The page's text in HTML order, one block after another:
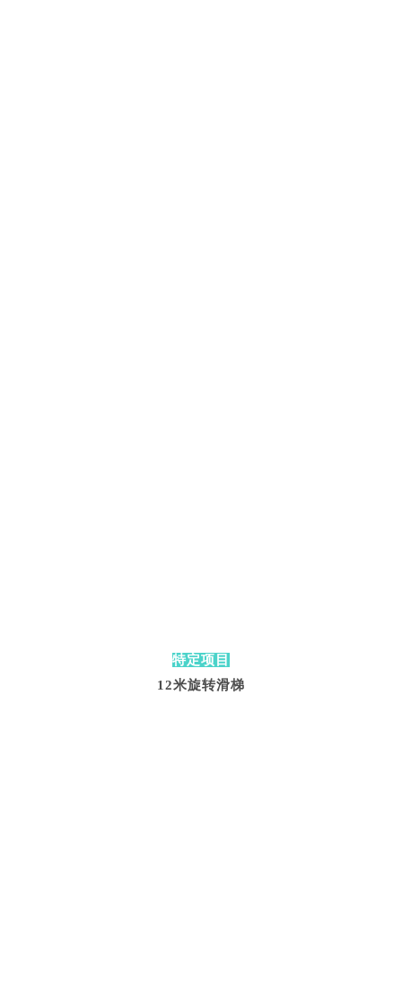
特定项目
12米旋转滑梯